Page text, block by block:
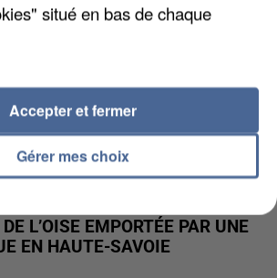
L’OISE EMPORTÉE PAR UNE
EN HAUTE-SAVOIE
situé en bas de chaque
Gérer mes choix
Accepter et fermer